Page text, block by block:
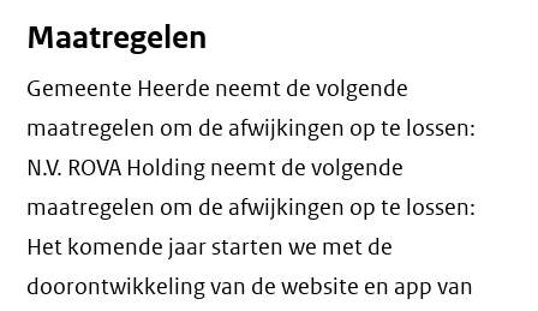
Maatregelen
Gemeente Heerde neemt de volgende
maatregelen om de afwijkingen op te lossen:
N.V. ROVA Holding neemt de volgende
maatregelen om de afwijkingen op te lossen:
Het komende jaar starten we met de
doorontwikkeling van de website en app van